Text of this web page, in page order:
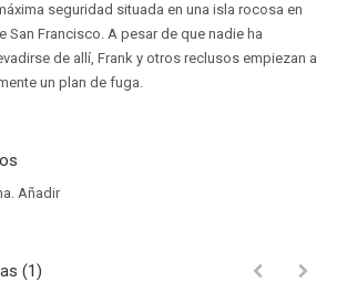
seguridad situada en una isla rocosa en
San Francisco. A pesar de que nadie ha
de allí, Frank y otros reclusos empiezan a
un plan de fuga.
Añadir
(1)